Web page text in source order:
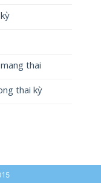
thai
thai kỳ